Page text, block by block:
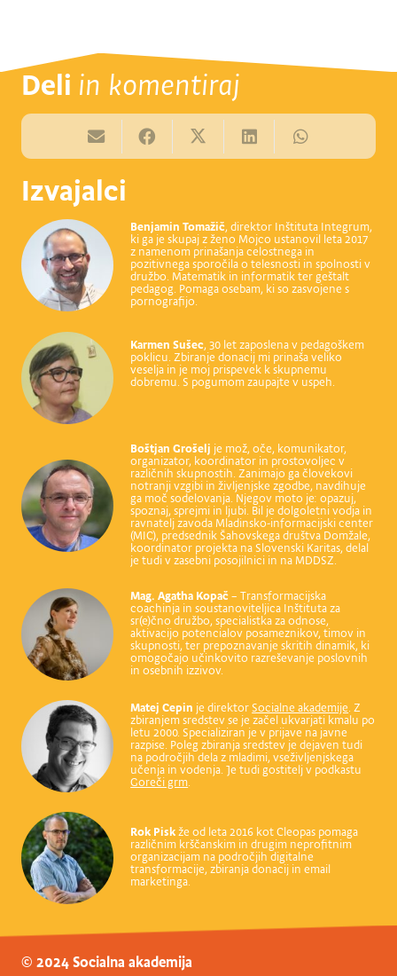
Deli in komentiraj
Izvajalci
Benjamin Tomažič, direktor Inštituta Integrum,
ki ga je skupaj z ženo Mojco ustanovil leta 2017
z namenom prinašanja celostnega in
pozitivnega sporočila o telesnosti in spolnosti v
družbo. Matematik in informatik ter geštalt
pedagog. Pomaga osebam, ki so zasvojene s
pornografijo.
Karmen Sušec, 30 let zaposlena v pedagoškem
poklicu. Zbiranje donacij mi prinaša veliko
veselja in je moj prispevek k skupnemu
dobremu. S pogumom zaupajte v uspeh.
Boštjan Grošelj je mož, oče, komunikator,
organizator, koordinator in prostovoljec v
različnih skupnostih. Zanimajo ga človekovi
notranji vzgibi in življenjske zgodbe, navdihuje
ga moč sodelovanja. Njegov moto je: opazuj,
spoznaj, sprejmi in ljubi. Bil je dolgoletni vodja in
ravnatelj zavoda Mladinsko-informacijski center
(MIC), predsednik Šahovskega društva Domžale,
koordinator projekta na Slovenski Karitas, delal
je tudi v zasebni posojilnici in na MDDSZ.
Mag. Agatha Kopač – Transformacijska
coachinja in soustanoviteljica Inštituta za
sr(e)čno družbo, specialistka za odnose,
aktivacijo potencialov posameznikov, timov in
skupnosti, ter prepoznavanje skritih dinamik, ki
omogočajo učinkovito razreševanje poslovnih
in osebnih izzivov.
Matej Cepin je direktorSocialne akademije. Z
zbiranjem sredstev se je začel ukvarjati kmalu po
letu 2000. Specializiran je v prijave na javne
razpise. Poleg zbiranja sredstev je dejaven tudi
na področjih dela z mladimi, vseživljenjskega
učenja in vodenja. Je tudi gostitelj v podkastu
Goreči grm.
Rok Pisk že od leta 2016 kotCleopas pomaga
različnim krščanskim in drugim neprofitnim
organizacijam na področjih digitalne
transformacije, zbiranja donacij in email
marketinga.
© 2024 Socialna akademija